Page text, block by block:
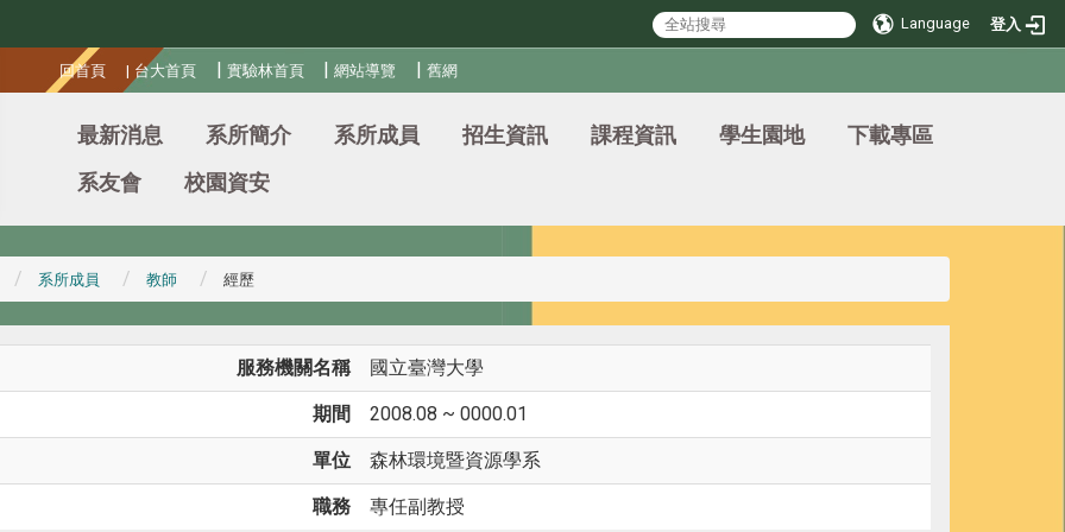
Language 登入
回首頁 | 台大首頁 | 實驗林首頁 |網站導覽 |舊網
最新消息 系所簡介 系所成員 招生資訊 課程資訊 學生園地
下載專區
系友會
校園資安
系所成員 教師 經歷
服務機關名稱 國立臺灣大學
期間 2008.08 ~ 0000.01
單位 森林環境暨資源學系
職務 專任副教授